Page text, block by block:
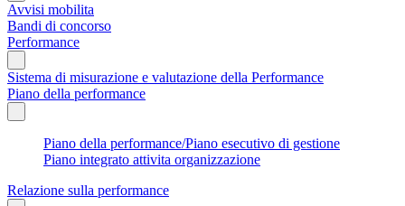
Avvisi mobilita
Bandi di concorso
Performance
Sistema di misurazione e valutazione della Performance
Piano della performance
Piano della performance/Piano esecutivo di gestione
Piano integrato attivita organizzazione
Relazione sulla performance